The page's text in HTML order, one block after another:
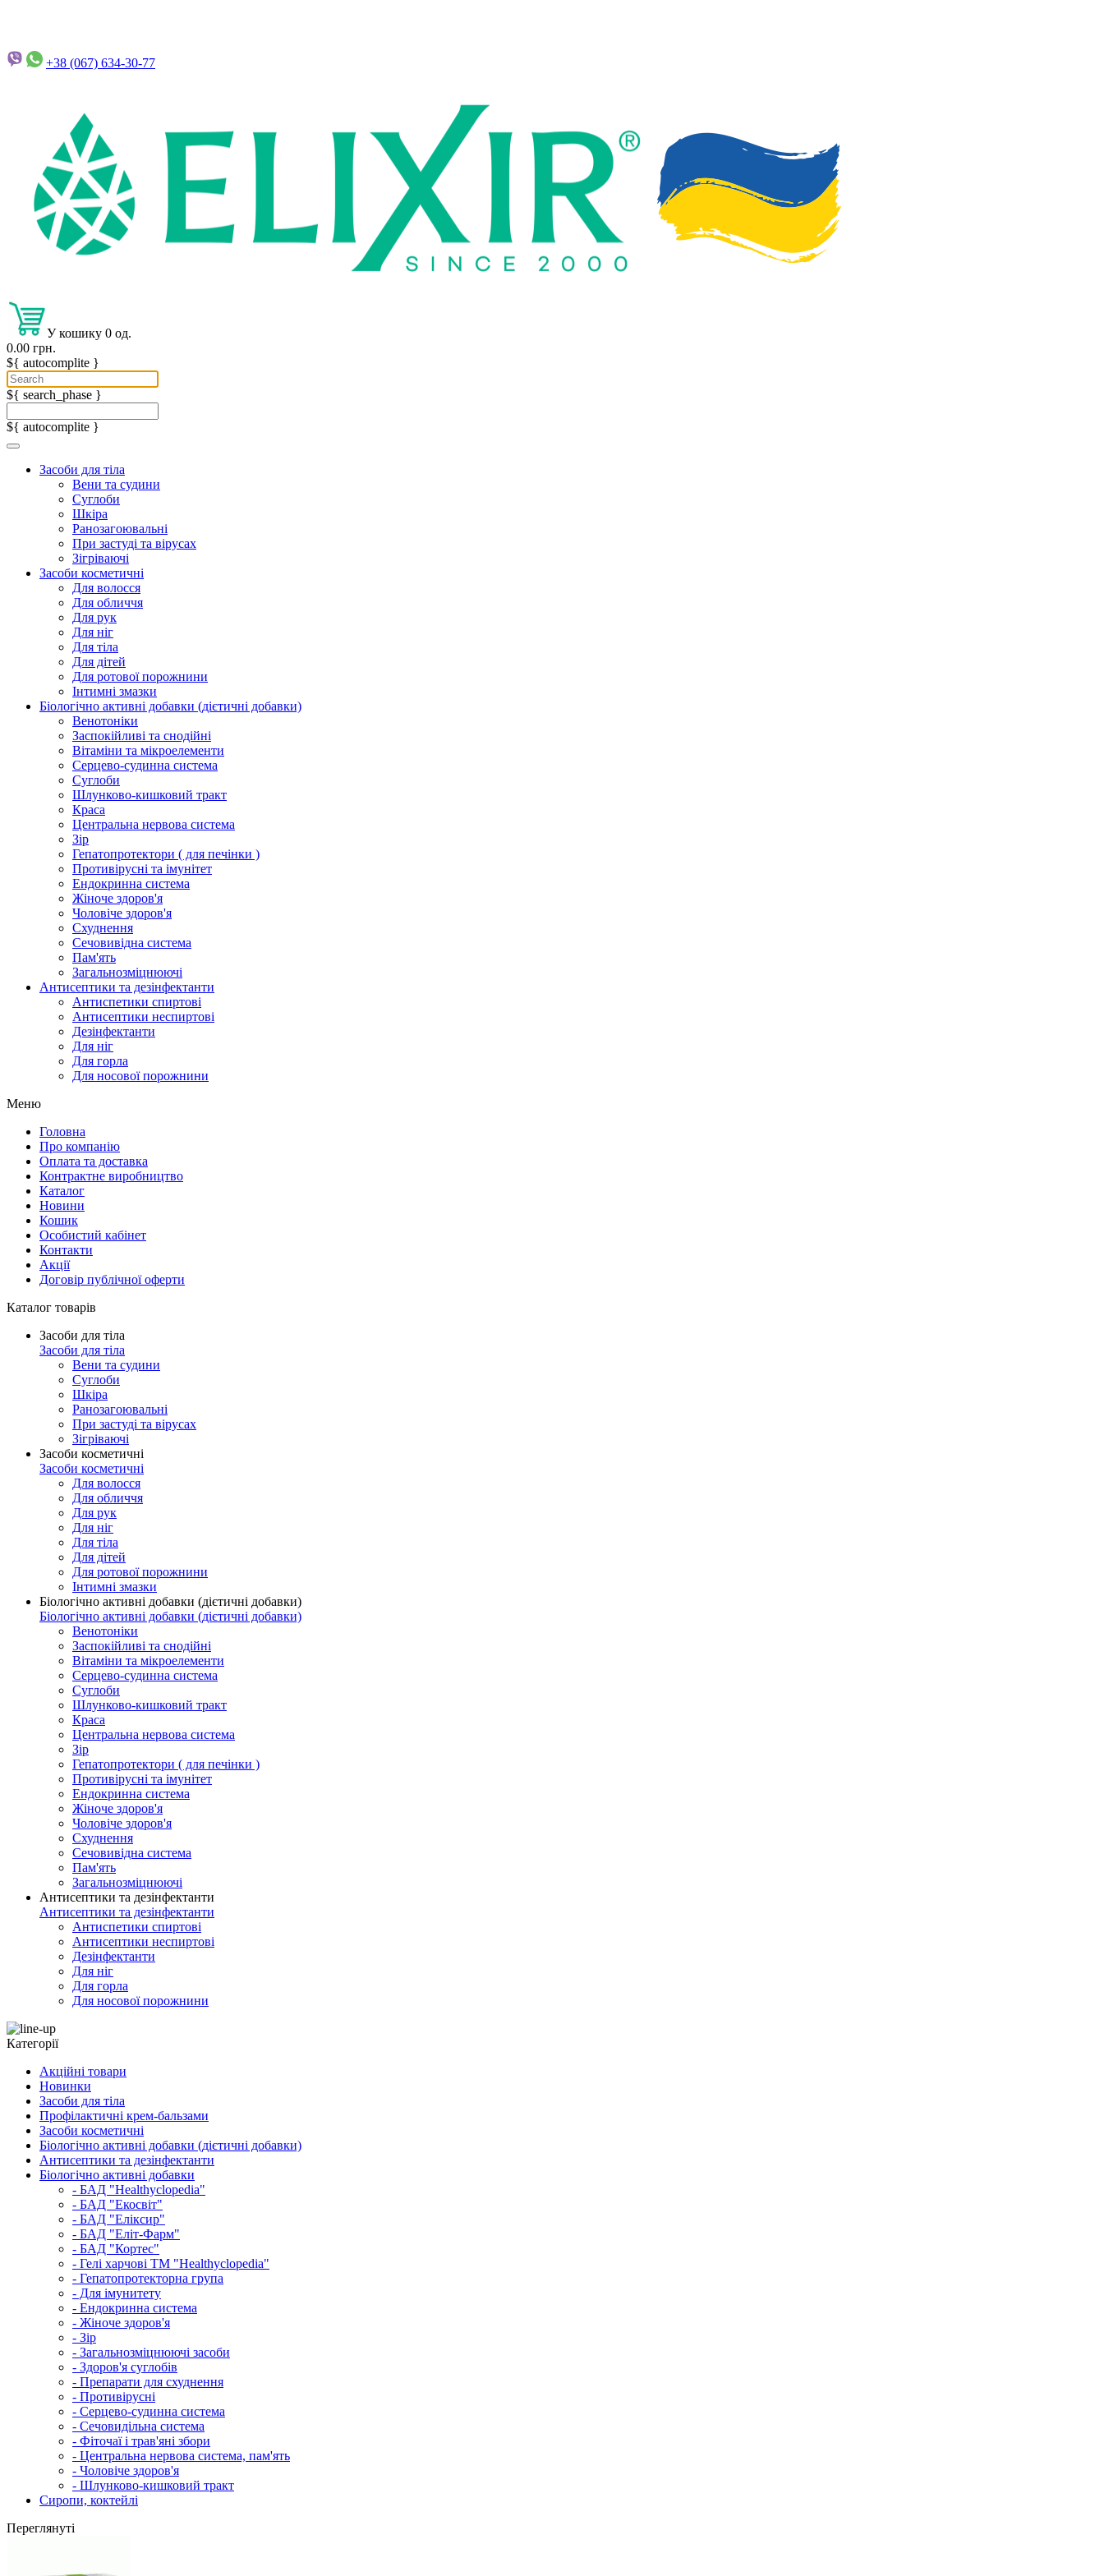
+38 (067) 634-30-77
У кошику 0 од.
0.00 грн.
${ autocomplite }
${ search_phase }
${ autocomplite }
Засоби для тіла
Вени та судини
Суглоби
Шкіра
Ранозагоювальні
При застуді та вірусах
Зігріваючі
Засоби косметичні
Для волосся
Для обличчя
Для рук
Для ніг
Для тіла
Для дітей
Для ротової порожнини
Інтимні змазки
Біологічно активні добавки (дієтичні добавки)
Венотоніки
Заспокійливі та снодійні
Вітаміни та мікроелементи
Серцево-судинна система
Суглоби
Шлунково-кишковий тракт
Краса
Центральна нервова система
Зір
Гепатопротектори ( для печінки )
Противірусні та імунітет
Ендокринна система
Жіноче здоров'я
Чоловіче здоров'я
Схуднення
Сечовивідна система
Пам'ять
Загальнозміцнюючі
Антисептики та дезінфектанти
Антиспетики спиртові
Антисептики неспиртові
Дезінфектанти
Для ніг
Для горла
Для носової порожнини
Меню
Головна
Про компанію
Оплата та доставка
Контрактне виробництво
Каталог
Новини
Кошик
Особистий кабінет
Контакти
Акції
Договір публічної оферти
Каталог товарів
Засоби для тіла
Засоби для тіла
Вени та судини
Суглоби
Шкіра
Ранозагоювальні
При застуді та вірусах
Зігріваючі
Засоби косметичні
Засоби косметичні
Для волосся
Для обличчя
Для рук
Для ніг
Для тіла
Для дітей
Для ротової порожнини
Інтимні змазки
Біологічно активні добавки (дієтичні добавки)
Біологічно активні добавки (дієтичні добавки)
Венотоніки
Заспокійливі та снодійні
Вітаміни та мікроелементи
Серцево-судинна система
Суглоби
Шлунково-кишковий тракт
Краса
Центральна нервова система
Зір
Гепатопротектори ( для печінки )
Противірусні та імунітет
Ендокринна система
Жіноче здоров'я
Чоловіче здоров'я
Схуднення
Сечовивідна система
Пам'ять
Загальнозміцнюючі
Антисептики та дезінфектанти
Антисептики та дезінфектанти
Антиспетики спиртові
Антисептики неспиртові
Дезінфектанти
Для ніг
Для горла
Для носової порожнини
Категорії
Акційні товари
Новинки
Засоби для тіла
Профілактичні крем-бальзами
Засоби косметичні
Біологічно активні добавки (дієтичні добавки)
Антисептики та дезінфектанти
Біологічно активні добавки
- БАД "Healthyclopedia"
- БАД "Екосвіт"
- БАД "Еліксир"
- БАД "Еліт-Фарм"
- БАД "Кортес"
- Гелі харчові ТМ "Healthyclopedia"
- Гепатопротекторна група
- Для імунитету
- Ендокринна система
- Жіноче здоров'я
- Зір
- Загальнозміцнюючі засоби
- Здоров'я суглобів
- Препарати для схуднення
- Противірусні
- Серцево-судинна система
- Сечовидільна система
- Фіточаї і трав'яні збори
- Центральна нервова система, пам'ять
- Чоловіче здоров'я
- Шлунково-кишковий тракт
Сиропи, коктейлі
Переглянуті